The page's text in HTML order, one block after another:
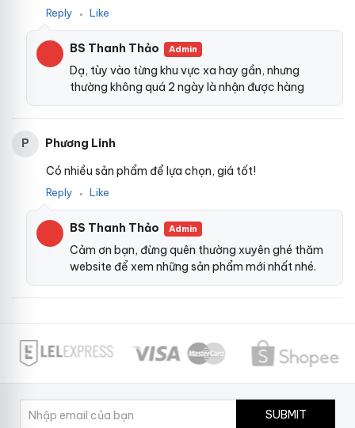
Reply ● Like
BS Thanh Thảo Admin
Dạ, tùy vào từng khu vực xa hay gần, nhưng
thường không quá 2 ngày là nhận được hàng
P
Phương Linh
Có nhiều sản phẩm để lựa chọn, giá tốt!
Reply ● Like
BS Thanh Thảo Admin
Cảm ơn bạn, đừng quên thường xuyên ghé thăm
website để xem những sản phẩm mới nhất nhé.
SUBMIT